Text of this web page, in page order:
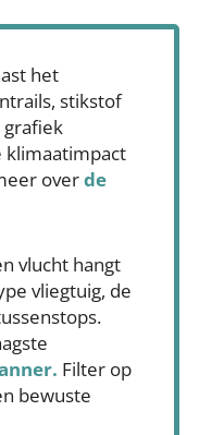
het
stikstof
grafiek
klimaatimpact
overde
vlucht hangt
vliegtuig, de
. Filter op
bewuste